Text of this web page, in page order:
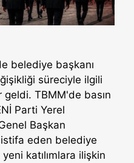
belediye başkanı
süreciyle ilgili
geldi. TBMM'de basın
Parti Yerel
Başkan
istifa eden belediye
yeni katılımlara ilişkin